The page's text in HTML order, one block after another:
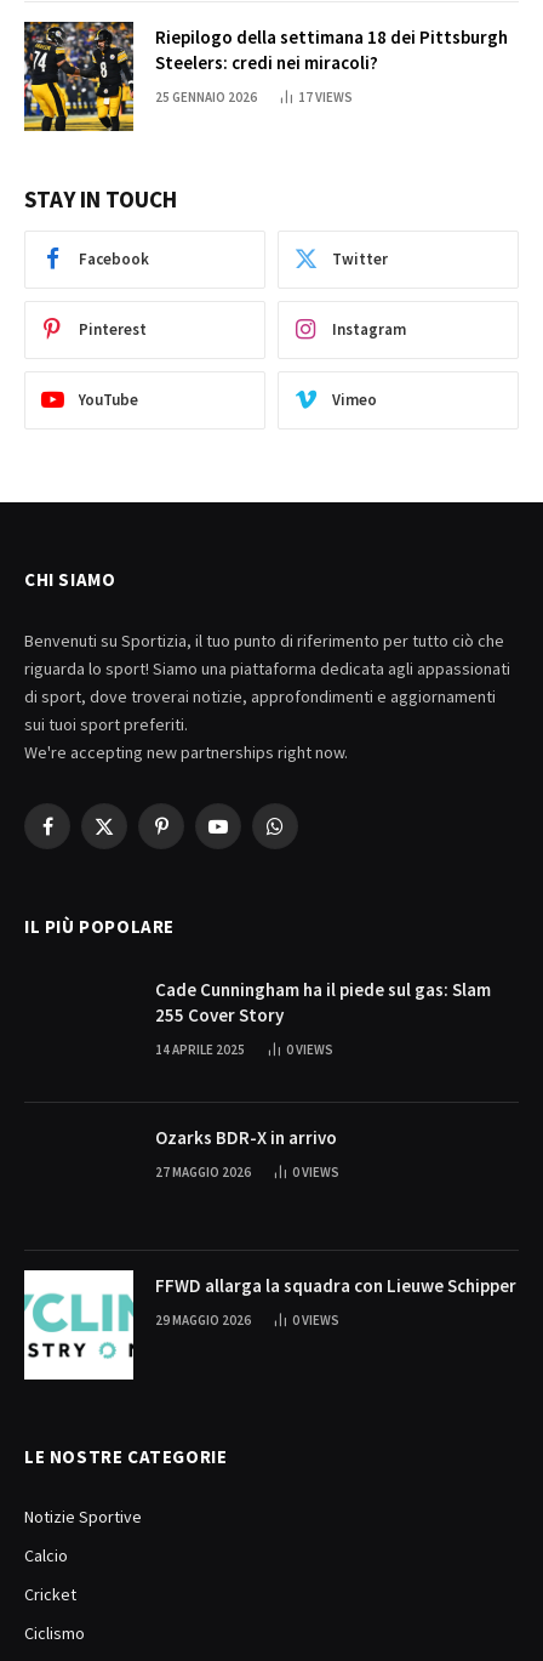
Riepilogo della settimana 18 dei Pittsburgh
Steelers: credi nei miracoli?
25 GENNAIO 2026 17VIEWS
STAY IN TOUCH
Facebook Twitter
Pinterest Instagram
YouTube Vimeo
CHI SIAMO
Benvenuti su Sportizia, il tuo punto di riferimento per tutto ciò che
riguarda lo sport! Siamo una piattaforma dedicata agli appassionati
di sport, dove troverai notizie, approfondimenti e aggiornamenti
sui tuoi sport preferiti.
We're accepting new partnerships right now.
Facebook
X
PinterestYouTubeWhatsApp
IL PIÙ POPOLARE
Cade Cunningham ha il piede sul gas: Slam
255 Cover Story
14 APRILE 2025 0VIEWS
Ozarks BDR-X in arrivo
27 MAGGIO 2026 0VIEWS
FFWD allarga la squadra con Lieuwe Schipper
29 MAGGIO 2026 0VIEWS
LE NOSTRE CATEGORIE
Notizie Sportive
Calcio
Cricket
Ciclismo